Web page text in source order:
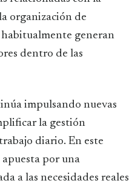
organización de
generan
dentro de las
impulsando nuevas
la gestión
diario. En este
por una
a las necesidades reales